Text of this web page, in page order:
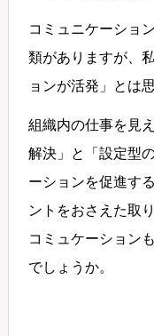
コミュニケーショ
類がありますが、
ョンが活発」とは
組織内の仕事を見
解決」と「設定型
ーションを促進す
ントをおさえた取
コミュケーション
でしょうか。